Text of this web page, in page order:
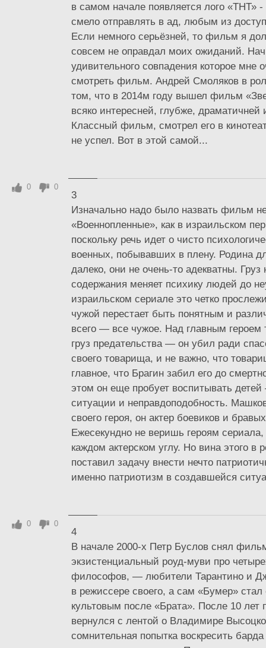
в самом начале появляется лого «ТНТ»
смело отправлять в ад, любым из
Если немного серьёзней, то фильм я
совсем не оправдал моих ожиданий.
удивительного совпадения которое мне
смотреть фильм. Андрей Смоляков в
том, что в 2014м году вышел фильм
всяко интересней, глубже, драматичней
Классный фильм, смотрел его в
не успел. Вот в этой самой...
3
Изначально надо было назвать фильм
«Военнопленные», как в израильском
поскольку речь идет о чисто
военных, побывавших в плену. Родина
далеко, они не очень-то адекватны. Груз
содержания меняет психику людей до
израильском сериале это четко
чужой перестает быть понятным и
всего — все чужое. Над главным героем
груз предательства — он убил ради
своего товарища, и не важно, что
главное, что Брагин забил его до
этом он еще пробует воспитывать
ситуации и неправдоподобность.
своего героя, он актер боевиков и
Ежесекундно не веришь героям
каждом актерском углу. Но вина этого в
поставил задачу внести нечто
именно патриотизм в создавшейся
0 0
4
В начале 2000-х Петр Буслов снял
экзистенциальный роуд-муви про
философов, — любители Тарантино и
в режиссере своего, а сам «Бумер»
культовым после «Брата». После 10 лет
вернулся с лентой о Владимире
сомнительная попытка воскресить
0 0